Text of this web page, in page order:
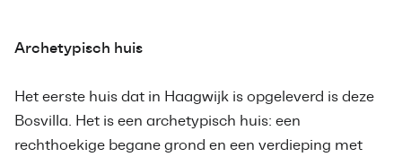
Archetypisch huis
Het eerste huis dat in Haagwijk is opgeleverd is deze
Bosvilla. Het is een archetypisch huis: een
rechthoekige begane grond en een verdieping met